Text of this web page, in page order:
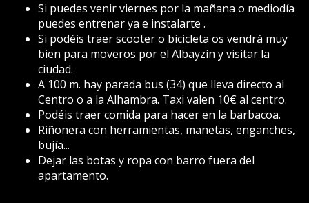
Si puedes venir viernes por la mañana o mediodía
puedes entrenar ya e instalarte .
Si podéis traer scooter o bicicleta os vendrá muy
bien para moveros por el Albayzín y visitar la
ciudad.
A 100 m. hay parada bus (34) que lleva directo al
Centro o a la Alhambra. Taxi valen 10€ al centro.
Podéis traer comida para hacer en la barbacoa.
Riñonera con herramientas, manetas, enganches,
bujía...
Dejar las botas y ropa con barro fuera del
apartamento.